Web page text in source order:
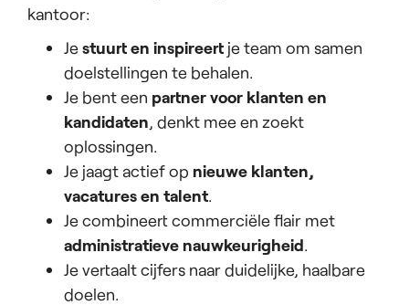
kantoor:
Jestuurt en inspireert je team om samen
doelstellingen te behalen.
Je bent een partner voor klanten en
kandidaten, denkt mee en zoekt
oplossingen.
Je jaagt actief op nieuwe klanten,
vacatures en talent.
Je combineert commerciële flair met
administratieve nauwkeurigheid.
Je vertaalt cijfers naar duidelijke, haalbare
doelen.